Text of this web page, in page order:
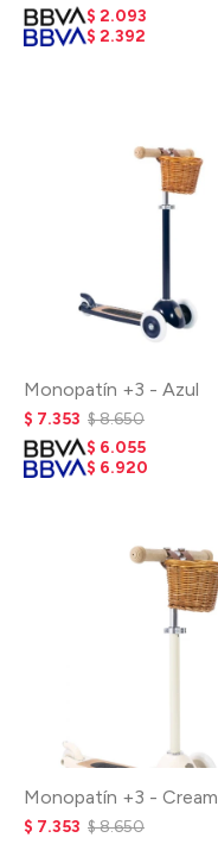
$ 2.093
$ 2.392
Monopatín +3 - Azul
$ 7.353 $8.650
$ 6.055
$ 6.920
Monopatín +3 - Cream
$ 7.353 $8.650